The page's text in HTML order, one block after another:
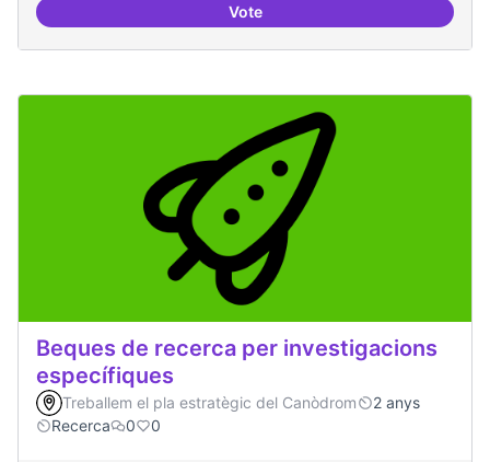
VoteBBDD treballada i sòlida
Beques de recerca per investigacions
específiques
Treballem el pla estratègic del Canòdrom
2 anys
Recerca
0 0